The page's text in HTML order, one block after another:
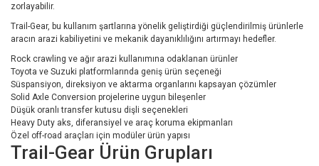
zorlayabilir.
Trail-Gear, bu kullanım şartlarına yönelik geliştirdiği güçlendirilmiş ürünlerle
aracın arazi kabiliyetini ve mekanik dayanıklılığını artırmayı hedefler.
Rock crawling ve ağır arazi kullanımına odaklanan ürünler
Toyota ve Suzuki platformlarında geniş ürün seçeneği
Süspansiyon, direksiyon ve aktarma organlarını kapsayan çözümler
Solid Axle Conversion projelerine uygun bileşenler
Düşük oranlı transfer kutusu dişli seçenekleri
Heavy Duty aks, diferansiyel ve araç koruma ekipmanları
Özel off-road araçları için modüler ürün yapısı
Trail-Gear Ürün Grupları